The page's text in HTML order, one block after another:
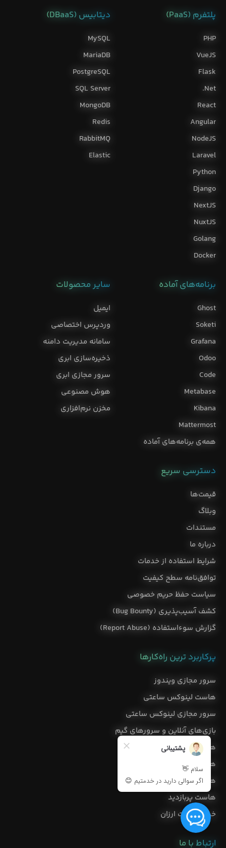
پلتفرم (PaaS)
PHP
VueJS
Flask
Net.
React
Angular
NodeJS
Laravel
Python
Django
NextJS
NuxtJS
Golang
Docker
دیتابیس‌ (DBaaS)
MySQL
MariaDB
PostgreSQL
SQL Server
MongoDB
Redis
RabbitMQ
Elastic
برنامه‌های‌ آماده
Ghost
Soketi
Grafana
Odoo
Code
Metabase
Kibana
Mattermost
همه‌ی برنامه‌های آماده
سایر محصولات
ایمیل
وردپرس‌ اختصاصی
سامانه مدیریت دامنه
ذخیره‌سازی ابری
سرور مجازی ابری
هوش مصنوعی
مخزن نرم‌افزاری
دسترسی سریع
قیمت‌ها
وبلاگ
مستندات
درباره ما
شرایط استفاده از خدمات
توافق‌نامه سطح کیفیت
سیاست حفظ حریم خصوصی
کشف آسیب‌پذیری (Bug Bounty)
گزارش سوءاستفاده (Report Abuse)
پرکاربرد ترین راه‌کارها
سرور مجازی ویندوز
هاست لینوکس ساعتی
سرور مجازی لینوکس ساعتی
بازی‌های آنلاین و سرورهای گیم
هاست ابری ساعتی
هاست ابری رایگان
هاست اختصاصی
هاست پربازدید
خرید هاست ارزان
ارتباط با ما